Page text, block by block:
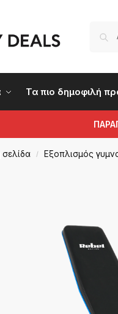
Τα πιο δημοφιλή
σελίδα / Εξοπλισμός